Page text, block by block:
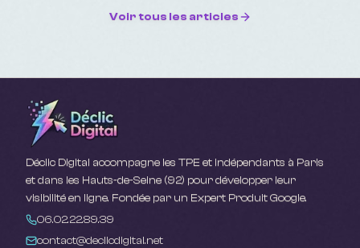
Voir tous les articles
Déclic Digital accompagne les TPE et indépendants à Paris
et dans les Hauts-de-Seine (92) pour développer leur
visibilité en ligne. Fondée par un Expert Produit Google.
06.02.22.89.39
contact@declicdigital.net